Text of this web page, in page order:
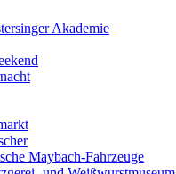
Akademie
Maybach-Fahrzeuge